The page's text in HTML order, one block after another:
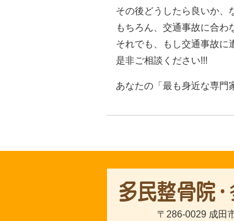
その後どうしたら良いか、
もちろん、交通事故に合わ
それでも、もし交通事故に
是非ご相談ください!!!
あなたの「最も身近な専門
〒286-0029 成田